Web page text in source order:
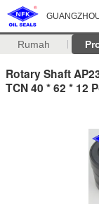
Rumah
Rotary Shaft
TCN 40 * 62 * 12